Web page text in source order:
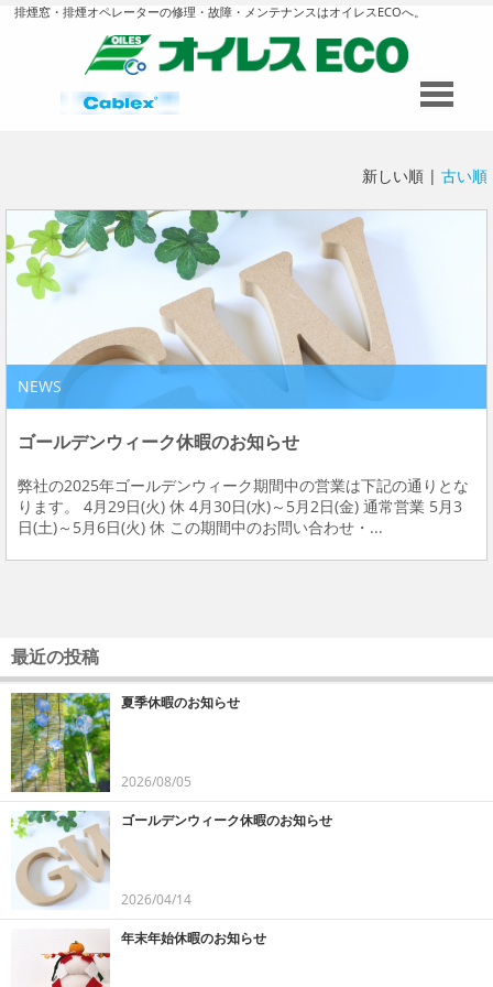
排煙窓・排煙オペレーターの修理・故障・メンテナンスはオイレスECOへ。
新しい順 | 古い順
NEWS
ゴールデンウィーク休暇のお知らせ
弊社の2025年ゴールデンウィーク期間中の営業は下記の通りとな
ります。 4月29日(火) 休 4月30日(水)～5月2日(金) 通常営業 5月3
日(土)～5月6日(火) 休 この期間中のお問い合わせ・...
最近の投稿
夏季休暇のお知らせ
2026/08/05
ゴールデンウィーク休暇のお知らせ
2026/04/14
年末年始休暇のお知らせ